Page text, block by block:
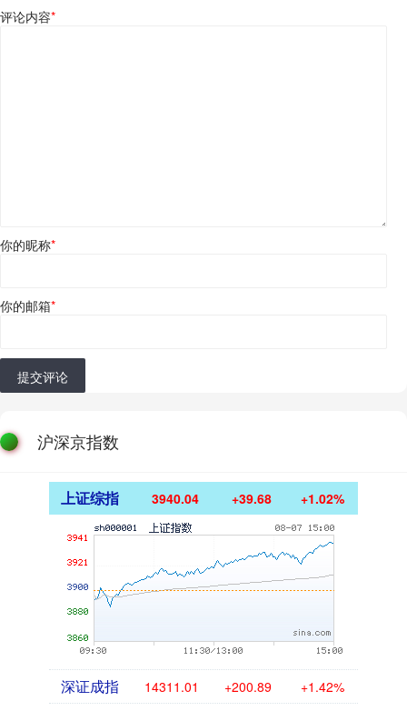
评论内容*
你的昵称*
你的邮箱*
提交评论
沪深京指数
上证综指 3940.04 +39.68 +1.02%
深证成指 14311.01 +200.89 +1.42%